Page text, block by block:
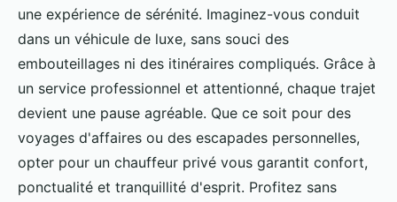
une expérience de sérénité. Imaginez-vous conduit
dans un véhicule de luxe, sans souci des
embouteillages ni des itinéraires compliqués. Grâce à
un service professionnel et attentionné, chaque trajet
devient une pause agréable. Que ce soit pour des
voyages d'affaires ou des escapades personnelles,
opter pour un chauffeur privé vous garantit confort,
ponctualité et tranquillité d'esprit. Profitez sans